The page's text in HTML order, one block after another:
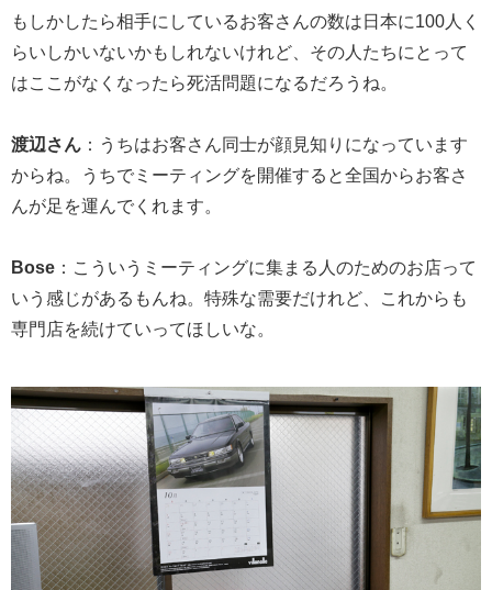
もしかしたら相手にしているお客さんの数は日本に100人く
らいしかいないかもしれないけれど、その人たちにとって
はここがなくなったら死活問題になるだろうね。
渡辺さん ：うちはお客さん同士が顔見知りになっています
からね。うちでミーティングを開催すると全国からお客さ
んが足を運んでくれます。
Bose ：こういうミーティングに集まる人のためのお店って
いう感じがあるもんね。特殊な需要だけれど、これからも
専門店を続けていってほしいな。